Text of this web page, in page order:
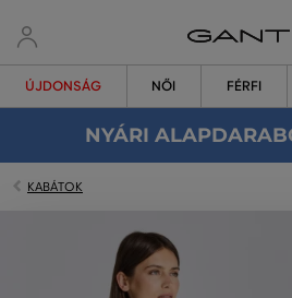
ÚJDONSÁG NŐI FÉRFI
NYÁRI
KABÁTOK